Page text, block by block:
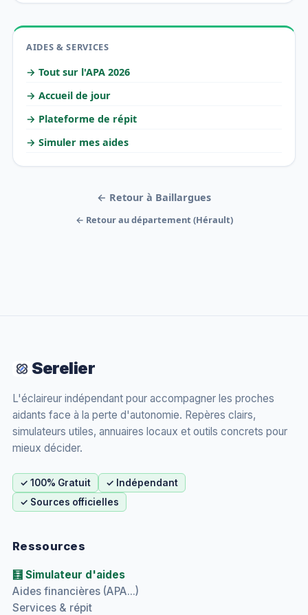
AIDES & SERVICES
→ Tout sur l'APA 2026
→ Accueil de jour
→ Plateforme de répit
→ Simuler mes aides
← Retour à Baillargues
← Retour au département (Hérault)
Serelier
L'éclaireur indépendant pour accompagner les proches
aidants face à la perte d'autonomie. Repères clairs,
simulateurs utiles, annuaires locaux et outils concrets pour
mieux décider.
✓ 100% Gratuit
✓ Indépendant
✓ Sources officielles
Ressources
🧮 Simulateur d'aides
Aides financières (APA...)
Services & répit